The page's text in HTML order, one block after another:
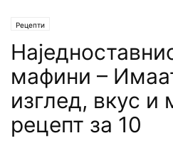
Рецепти
мафини –
изглед, вкус и
рецепт за 10